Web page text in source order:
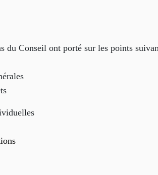
du Conseil ont porté sur les points